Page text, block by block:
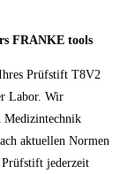
FRANKE tools
Prüfstift T8V2
Labor. Wir
Medizintechnik
aktuellen Normen
Prüfstift jederzeit